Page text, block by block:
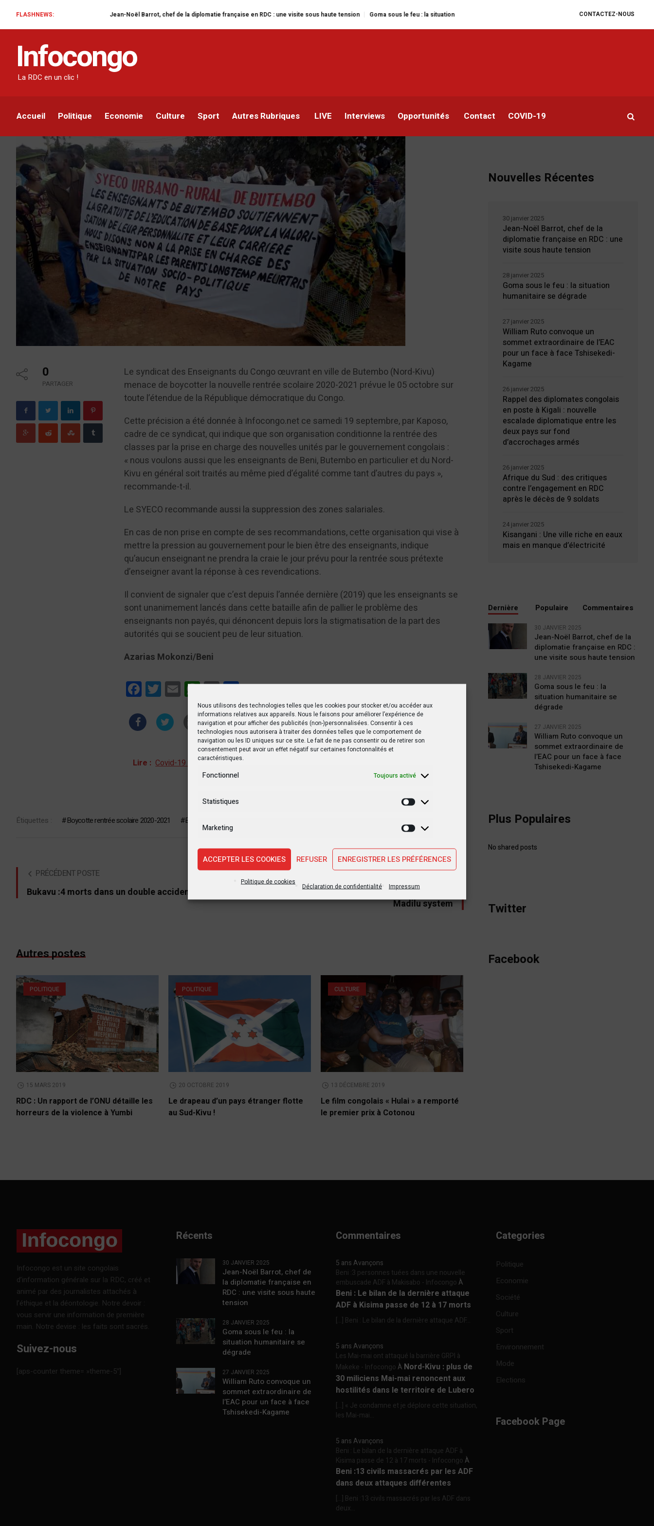
Nous utilisons des technologies telles que les cookies pour stocker et/ou accéder aux
informations relatives aux appareils. Nous le faisons pour améliorer l’expérience de
navigation et pour afficher des publicités (non-)personnalisées. Consentir à ces
technologies nous autorisera à traiter des données telles que le comportement de
navigation ou les ID uniques sur ce site. Le fait de ne pas consentir ou de retirer son
consentement peut avoir un effet négatif sur certaines fonctonnalités et
caractéristiques.
Fonctionnel Toujours activé
Statistiques
Statistiques
Marketing
Marketing
ACCEPTER LES COOKIES REFUSER ENREGISTRER LES PRÉFÉRENCES
Politique de cookies
Déclaration de confidentialité Impressum
CONTACTEZ-NOUS
FLASHNEWS: Jean-Noël Barrot, chef de la diplomatie française en RDC : une visite sous haute tension Goma sous le feu : la situation humanitaire se dégrade William Ruto convoque un sommet extraordinaire de
Infocongo
La RDC en un clic !
Accueil Politique Economie Culture Sport Autres Rubriques LIVE Interviews Opportunités Contact COVID-19
Butembo : Le SYECO menace de boycotter la
nouvelle rentrée scolaire
0
PARTAGER
Le syndicat des Enseignants du Congo œuvrant en ville de Butembo (Nord-Kivu)
menace de boycotter la nouvelle rentrée scolaire 2020-2021 prévue le 05 octobre sur
toute l’étendue de la République démocratique du Congo.
Cette précision a été donnée à Infocongo.net ce samedi 19 septembre, par Kaposo,
cadre de ce syndicat, qui indique que son organisation conditionne la rentrée des
classes par la prise en charge des nouvelles unités par le gouvernement congolais :
« nous voulons aussi que les enseignants de Beni, Butembo en particulier et du Nord-
Kivu en général soit traités au même pied d’égalité comme tant d’autres du pays »,
recommande-t-il.
Le SYECO recommande aussi la suppression des zones salariales.
En cas de non prise en compte de ses recommandations, cette organisation qui vise à
mettre la pression au gouvernement pour le bien être des enseignants, indique
qu’aucun enseignant ne prendra la craie le jour prévu pour la rentrée sous prétexte
d’enseigner avant la réponse à ces revendications.
Il convient de signaler que c’est depuis l’année dernière (2019) que les enseignants se
sont unanimement lancés dans cette bataille afin de pallier le problème des
enseignants non payés, qui dénoncent depuis lors la stigmatisation de la part des
autorités qui se soucient peu de leur situation.
Azarias Mokonzi/Beni
FacebookTwitterEmail
Lire : Covid-19 : respect des mesures barrière, bon pour les médias !
Étiquettes : Boycotte rentrée scolaire 2020-2021 Butembo
PRÉCÉDENT POSTE
Bukavu :4 morts dans un double accident
SUIVANT POSTE
Musique : Il était une fois Jean de dieu Bialu dit
Madilu system
Autres postes
POLITIQUE
15 MARS 2019
RDC : Un rapport de l’ONU détaille les
horreurs de la violence à Yumbi
POLITIQUE
20 OCTOBRE 2019
Le drapeau d’un pays étranger flotte
au Sud-Kivu !
CULTURE
13 DÉCEMBRE 2019
Le film congolais « Hulai » a remporté
le premier prix à Cotonou
Nouvelles Récentes
Jean-Noël Barrot, chef de la
diplomatie française en RDC : une
visite sous haute tension
30 janvier 2025
Goma sous le feu : la situation
humanitaire se dégrade
28 janvier 2025
William Ruto convoque un
sommet extraordinaire de l’EAC
pour un face à face Tshisekedi-
Kagame
27 janvier 2025
Rappel des diplomates congolais
en poste à Kigali : nouvelle
escalade diplomatique entre les
deux pays sur fond
d’accrochages armés
26 janvier 2025
Afrique du Sud : des critiques
contre l’engagement en RDC
après le décès de 9 soldats
26 janvier 2025
Kisangani : Une ville riche en eaux
mais en manque d’électricité
24 janvier 2025
Dernière Populaire Commentaires
30 JANVIER 2025
Jean-Noël Barrot, chef de la
diplomatie française en RDC :
une visite sous haute tension
28 JANVIER 2025
Goma sous le feu : la
situation humanitaire se
dégrade
27 JANVIER 2025
William Ruto convoque un
sommet extraordinaire de
l’EAC pour un face à face
Tshisekedi-Kagame
Plus Populaires
No shared posts
Twitter
Facebook
Infocongo est un site congolais
d’information générale sur la RDC, créé et
animé par des journalistes attachés à
l’éthique et la déontologie. Notre devoir :
vous servir une information de première
main. Notre devise : les faits sont sacrés.
Suivez-nous
[aps-counter theme= »theme-5″]
Récents
30 JANVIER 2025
Jean-Noël Barrot, chef de
la diplomatie française en
RDC : une visite sous haute
tension
28 JANVIER 2025
Goma sous le feu : la
situation humanitaire se
dégrade
27 JANVIER 2025
William Ruto convoque un
sommet extraordinaire de
l’EAC pour un face à face
Tshisekedi-Kagame
Commentaires
5 ans Avançons
Beni :3 personnes tuées dans une nouvelle
embuscade ADF à Makisabo - InfocongoÀ
Beni : Le bilan de la dernière attaque
ADF à Kisima passe de 12 à 17 morts
[…] Beni : Le bilan de la dernière attaque ADF...
5 ans Avançons
Les Mai-mai ont attaqué la barrière GRPI à
Makeke - InfocongoÀ Nord-Kivu : plus de
30 miliciens Mai-mai renoncent aux
hostilités dans le territoire de Lubero
[…] « Je condamne et je déplore cette situation,
les Mai-mai...
5 ans Avançons
Beni : Le bilan de la dernière attaque ADF à
Kisima passe de 12 à 17 morts - InfocongoÀ
Beni :13 civils massacrés par les ADF
dans deux attaques différentes
[…] Beni :13 civils massacrés par les ADF dans
deux...
Categories
Politique
Economie
Société
Culture
Sport
Environnement
Mode
Elections
Facebook Page